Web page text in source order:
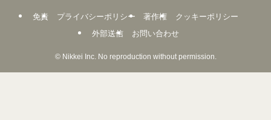
免責 プライバシーポリシー 著作権
クッキーポリシー
外部送信
お問い合わせ
©Nikkei Inc. No reproduction without permission.